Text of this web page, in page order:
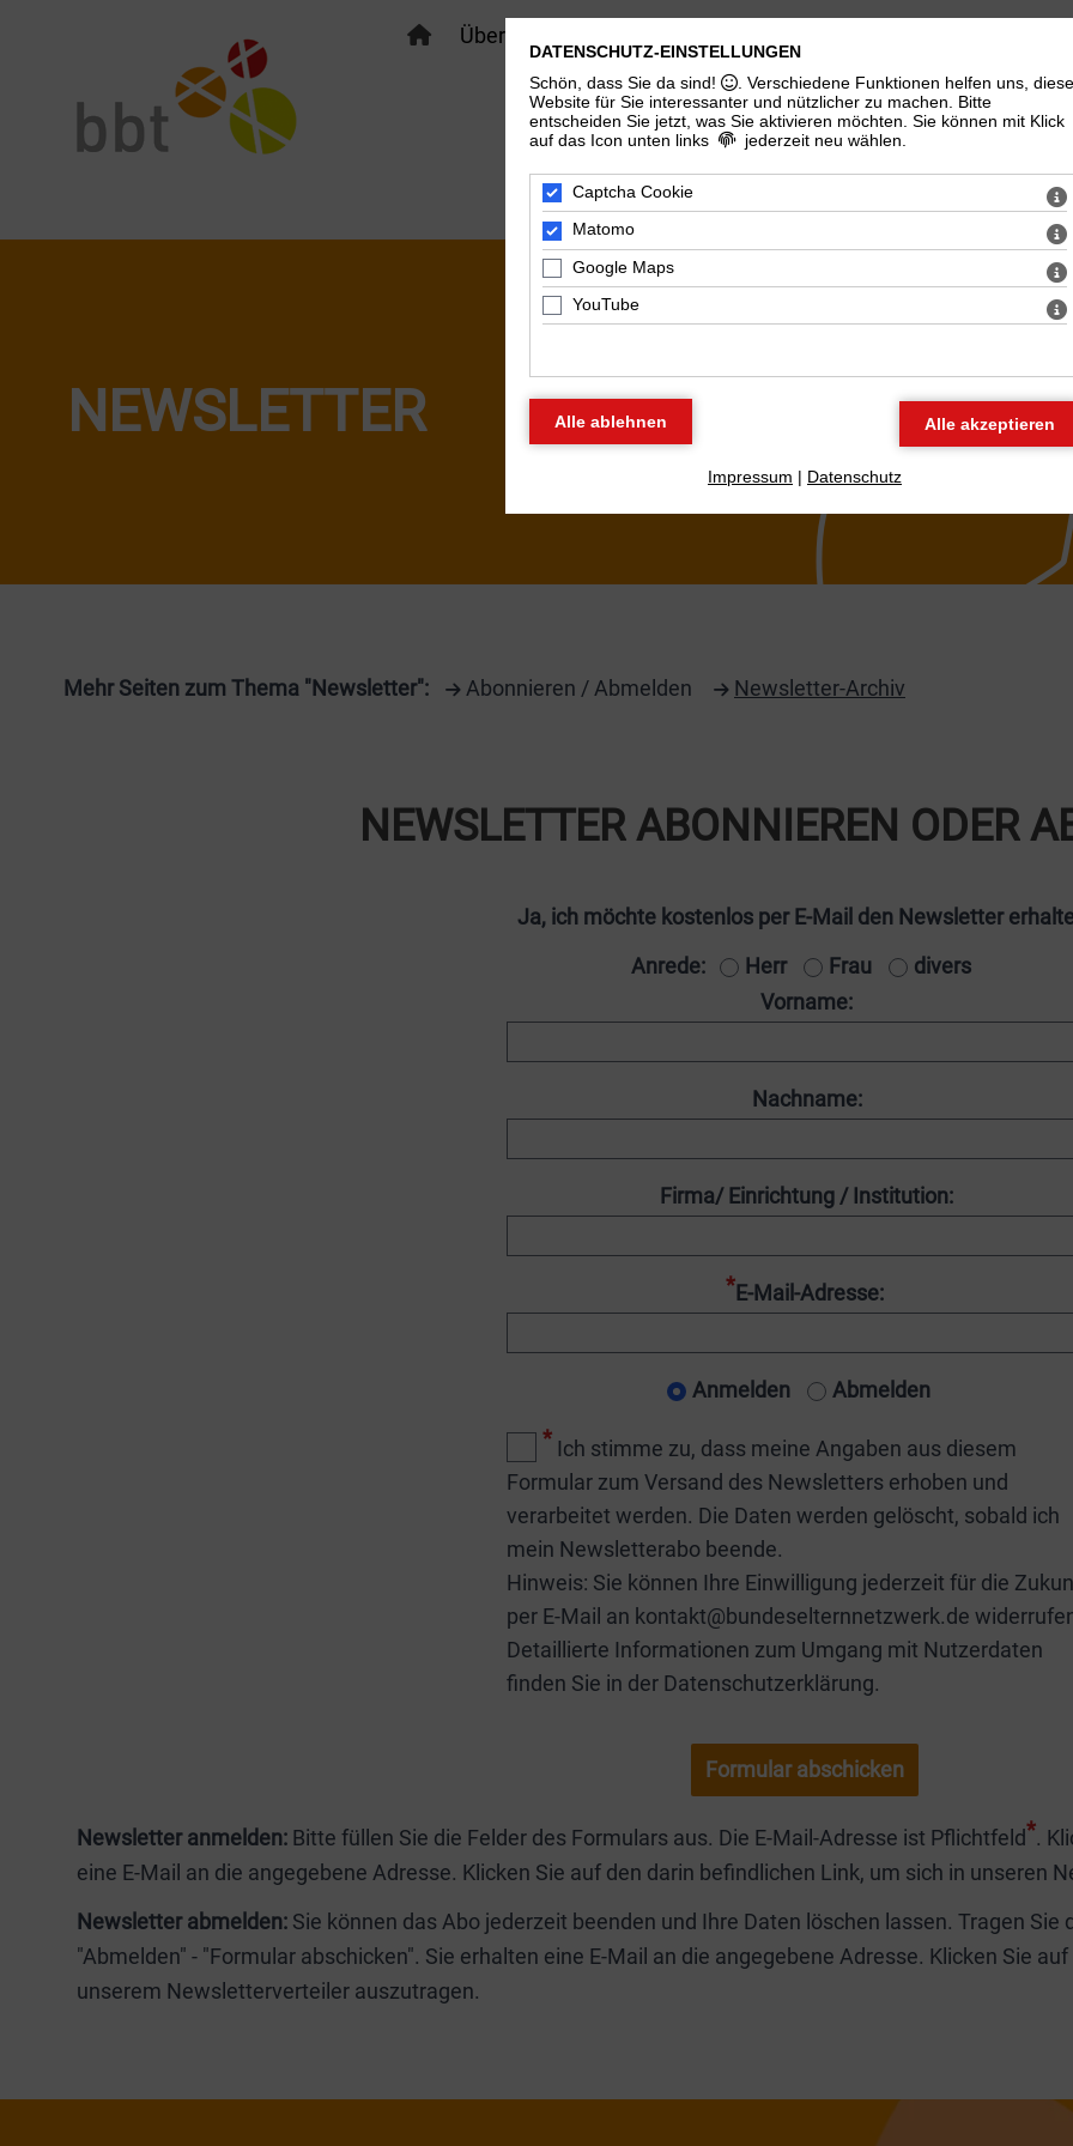
Über bbt
NEWSLETTER
Mehr Seiten zum Thema "Newsletter": Abonnieren / Abmelden Newsletter-Archiv
NEWSLETTER ABONNIEREN ODER
Ja, ich möchte kostenlos per E-Mail den Newsletter
Anrede:
Herr Frau
divers
Vorname:
Nachname:
Firma/ Einrichtung / Institution:
*E-Mail-Adresse:
Anmelden
Abmelden
* Ich stimme zu, dass meine Angaben aus diesem
Formular zum Versand des Newsletters erhoben und
verarbeitet werden. Die Daten werden gelöscht, sobald ich
mein Newsletterabo beende.
Hinweis: Sie können Ihre Einwilligung jederzeit für die
per E-Mail an kontakt@bundeselternnetzwerk.de
Detaillierte Informationen zum Umgang mit Nutzerdaten
finden Sie in der Datenschutzerklärung.
Newsletter anmelden: Bitte füllen Sie die Felder des Formulars aus. Die E-Mail-Adresse ist Pflichtfeld*.
eine E-Mail an die angegebene Adresse. Klicken Sie auf den darin befindlichen Link, um sich in unseren
Newsletter abmelden: Sie können das Abo jederzeit beenden und Ihre Daten löschen lassen. Tragen
"Abmelden" - "Formular abschicken". Sie erhalten eine E-Mail an die angegebene Adresse. Klicken Sie
unserem Newsletterverteiler auszutragen.
DATENSCHUTZ-EINSTELLUNGEN
Schön, dass Sie da sind!
. Verschiedene Funktionen helfen uns, diese
Website für Sie interessanter und nützlicher zu machen.
Bitte
entscheiden Sie jetzt, was Sie aktivieren möchten. Sie können mit Klick
auf das Icon unten links
jederzeit neu wählen.
Captcha Cookie
Matomo
Google Maps
YouTube
Impressum | Datenschutz